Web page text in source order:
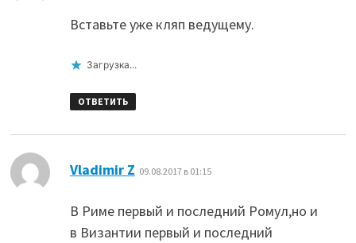
Вставьте уже кляп ведущему.
Загрузка...
ОТВЕТИТЬ
Vladimir Z 09.08.2017 в 01:15
В Риме первый и последний Ромул,но и
в Византии первый и последний